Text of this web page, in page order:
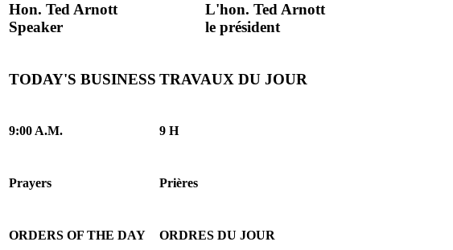
Hon. Ted Arnott
Speaker
L'hon. Ted Arnott
le président
TODAY'S BUSINESS TRAVAUX DU JOUR
9:00 A.M. 9 H
Prayers Prières
ORDERS OF THE DAY ORDRES DU JOUR